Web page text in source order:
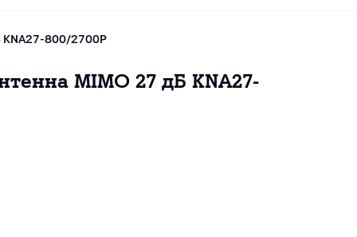
KNA27-800/2700P
MIMO 27 дБ KNA27-